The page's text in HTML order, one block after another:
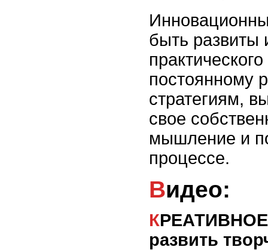
быть
постоянному
стратегиям,
свое
мышление и
процессе.
Видео:
КРЕАТИВНОЕ МЫШЛЕНИЕ Как
развить